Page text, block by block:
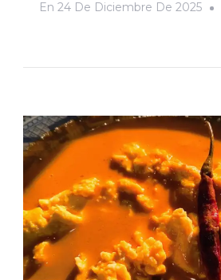
En 24 De Diciembre De 2025